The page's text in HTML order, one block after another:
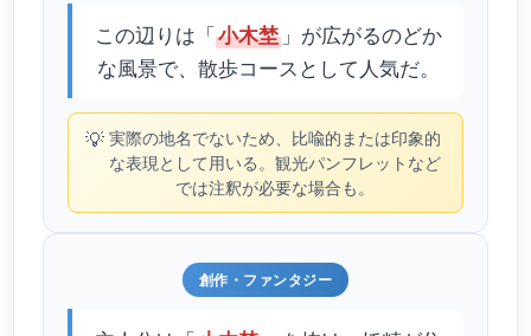
この辺りは「小木埜」が広がるのどか
な風景で、散歩コースとして人気だ。
💡 実際の地名でないため、比喩的または印象的
な表現として用いる。観光パンフレットなど
では注釈が必要な場合も。
創作・ファンタジー